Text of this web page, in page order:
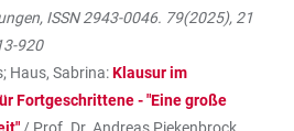
ISSN 2943-0046. 79(2025), 21
920
Haus, Sabrina:Klausur im
Fortgeschrittene - "Eine große